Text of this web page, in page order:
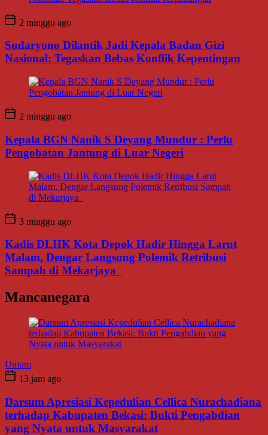
2 minggu ago
Sudaryono Dilantik Jadi Kepala Badan Gizi
Nasional: Tegaskan Bebas Konflik Kepentingan
2 minggu ago
Kepala BGN Nanik S Deyang Mundur : Perlu
Pengobatan Jantung di Luar Negeri
3 minggu ago
Kadis DLHK Kota Depok Hadir Hingga Larut
Malam, Dengar Langsung Polemik Retribusi
Sampah di Mekarjaya
Mancanegara
Umum
13 jam ago
Darsum Apresiasi Kepedulian Cellica Nurachadiana
terhadap Kabupaten Bekasi: Bukti Pengabdian
yang Nyata untuk Masyarakat